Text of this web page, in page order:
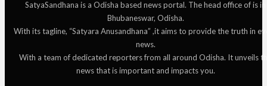
SatyaSandhana is a Odisha based news portal. The head office of is in
Bhubaneswar, Odisha.
With its tagline, “Satyara Anusandhana” ,it aims to provide the truth in
news.
With a team of dedicated reporters from all around Odisha. It unveils
news that is important and impacts you.